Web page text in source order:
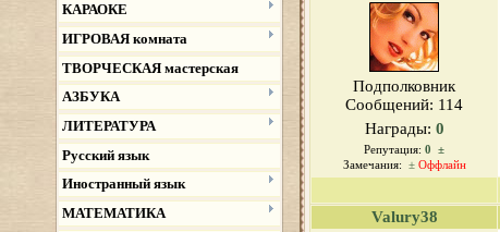
КАРАОКЕ
ИГРОВАЯ комната
ТВОРЧЕСКАЯ мастерская
АЗБУКА
ЛИТЕРАТУРА
Русский язык
Иностранный язык
МАТЕМАТИКА
Подполковник
Сообщений: 114
Награды: 0
Репутация: 0
±
Замечания:
± Оффлайн
Valury38